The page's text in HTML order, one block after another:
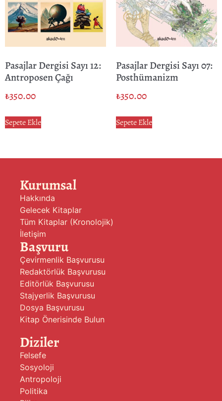
Pasajlar Dergisi Sayı 12:
Antroposen Çağı
₺350.00
Sepete Ekle
Pasajlar Dergisi Sayı 07:
Posthümanizm
₺350.00
Sepete Ekle
Kurumsal
Hakkında
Gelecek Kitaplar
Tüm Kitaplar (Kronolojik)
İletişim
Başvuru
Çevirmenlik Başvurusu
Redaktörlük Başvurusu
Editörlük Başvurusu
Stajyerlik Başvurusu
Dosya Başvurusu
Kitap Önerisinde Bulun
Diziler
Felsefe
Sosyoloji
Antropoloji
Politika